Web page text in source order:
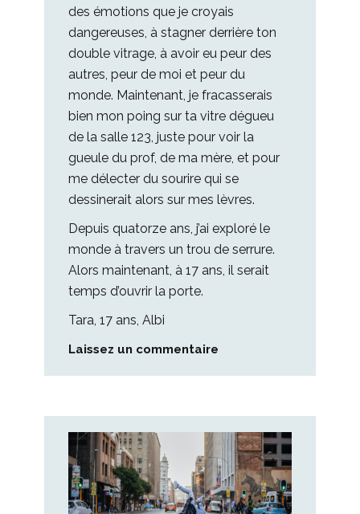
des émotions que je croyais
dangereuses, à stagner derrière ton
double vitrage, à avoir eu peur des
autres, peur de moi et peur du
monde. Maintenant, je fracasserais
bien mon poing sur ta vitre dégueu
de la salle 123, juste pour voir la
gueule du prof, de ma mère, et pour
me délecter du sourire qui se
dessinerait alors sur mes lèvres.
Depuis quatorze ans, j’ai exploré le
monde à travers un trou de serrure.
Alors maintenant, à 17 ans, il serait
temps d’ouvrir la porte.
Tara, 17 ans, Albi
Laissez un commentaire